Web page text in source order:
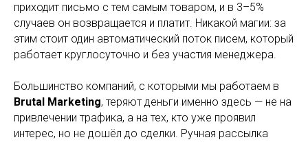
приходит письмо с тем самым товаром, и в 3–5%
случаев он возвращается и платит. Никакой магии: за
этим стоит один автоматический поток писем, который
работает круглосуточно и без участия менеджера.
Большинство компаний, с которыми мы работаем в
Brutal Marketing, теряют деньги именно здесь — не на
привлечении трафика, а на тех, кто уже проявил
интерес, но не дошёл до сделки. Ручная рассылка